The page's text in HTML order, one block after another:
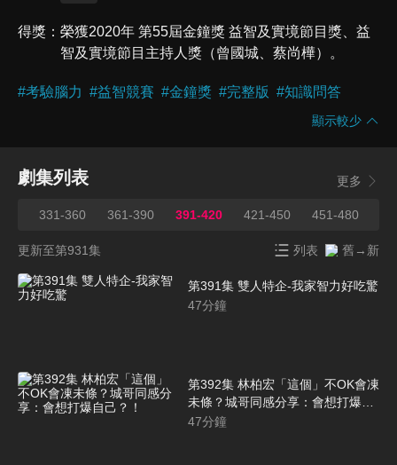
得獎
榮獲2020年 第55屆金鐘獎 益智及實境節目獎、益
智及實境節目主持人獎（曾國城、蔡尚樺）。
#考驗腦力 #益智競賽 #金鐘獎 #完整版 #知識問答
顯示較少
劇集列表 更多
331-360 361-390 391-420 421-450 451-480
更新至第931集 列表 舊→新
第391集 雙人特企-我家智力好吃驚
47分鐘
第392集 林柏宏「這個」不OK會凍
未條？城哥同感分享：會想打爆自
己？！
47分鐘